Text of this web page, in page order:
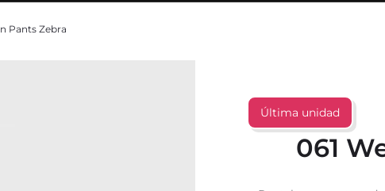
Pants Zebra
Última unidad
061